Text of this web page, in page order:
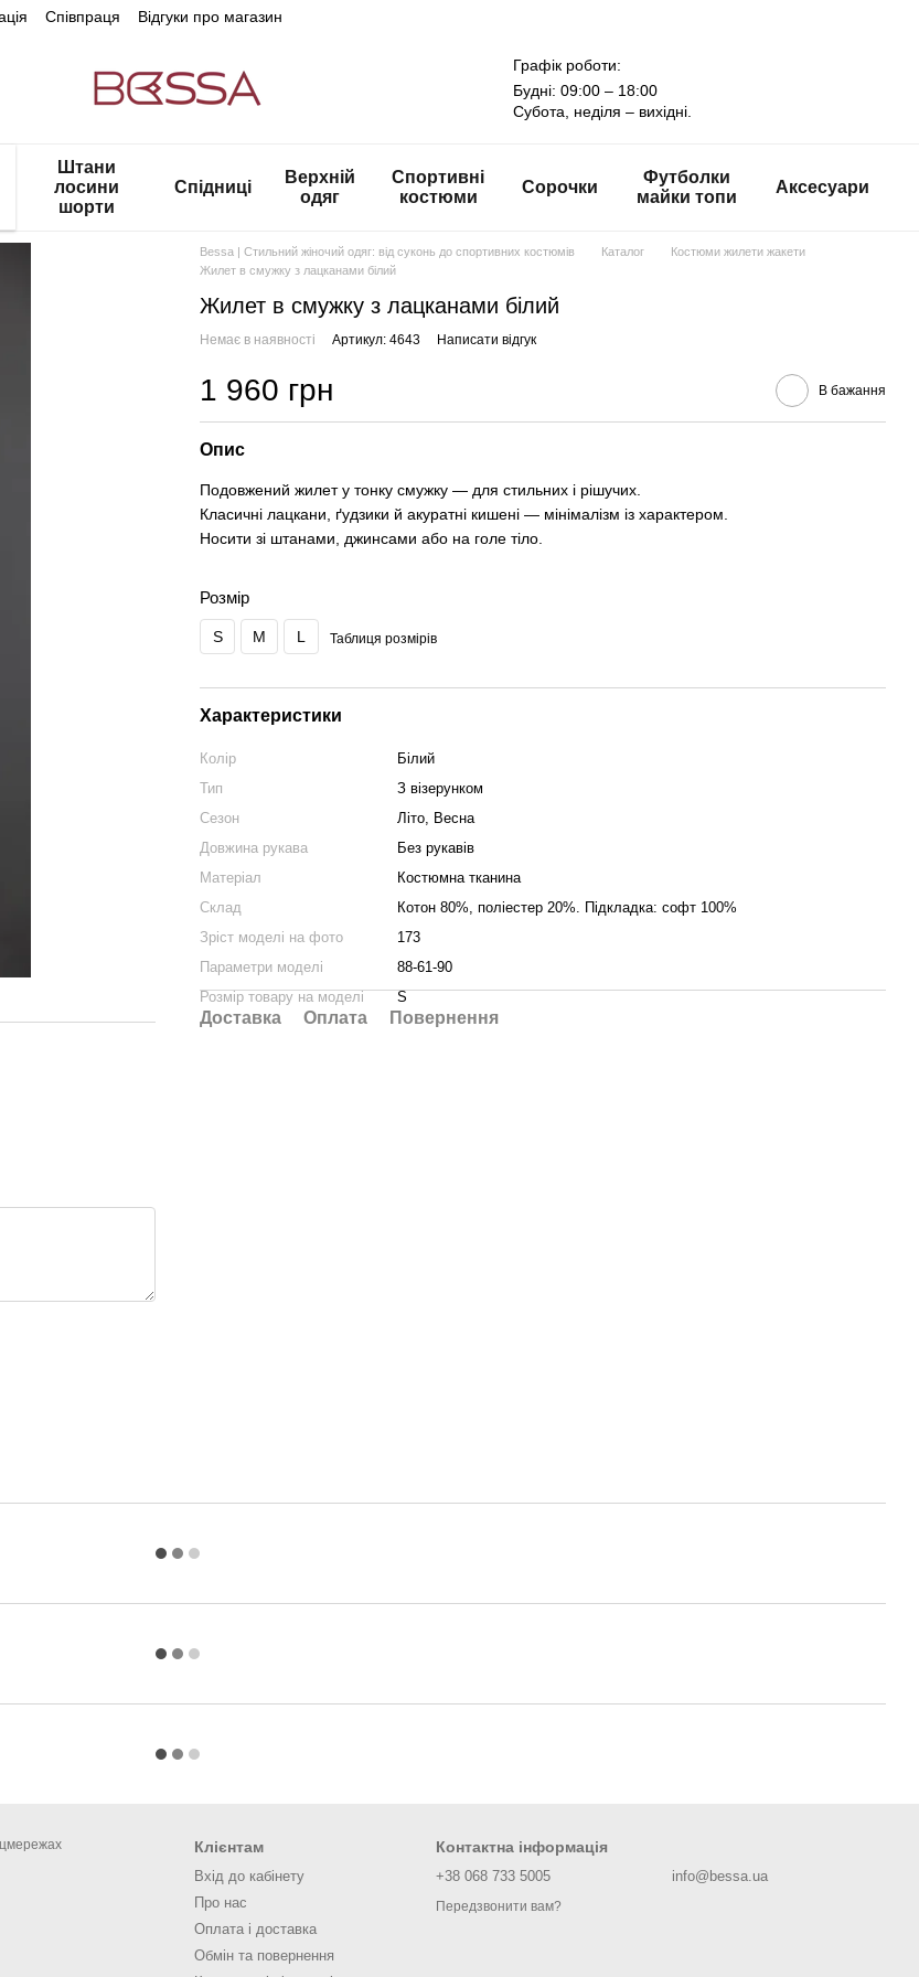
Співпраця Відгуки про магазин
Графік роботи:
Будні: 09:00 – 18:00
Субота, неділя – вихідні.
Штани
лосини
шорти
Спідниці
Верхній
одяг
Спортивні
костюми
Сорочки
Футболки
майки топи
Аксесуари
Bessa | Стильний жіночий одяг: від суконь до спортивних костюмів Каталог
Костюми жилети жакети
Жилет в смужку з лацканами білий
Жилет в смужку з лацканами білий
Немає в наявності Артикул: 4643 Написати відгук
1 960 грн В бажання
Опис
Подовжений жилет у тонку смужку — для стильних і рішучих.
Класичні лацкани, ґудзики й акуратні кишені — мінімалізм із характером.
Носити зі штанами, джинсами або на голе тіло.
Розмір
S M L Таблиця розмірів
Характеристики
Колір
Білий
Тип
З візерунком
Сезон
Літо, Весна
Довжина рукава
Без рукавів
Матеріал
Костюмна тканина
Склад
Котон 80%, поліестер 20%. Підкладка: софт 100%
Зріст моделі на фото
173
Параметри моделі
88-61-90
Розмір товару на моделі
S
Доставка Оплата Повернення
Клієнтам
Вхід до кабінету
Про нас
Оплата і доставка
Обмін та повернення
Контактна інформація
+38 068 733 5005
Передзвонити вам?
info@bessa.ua